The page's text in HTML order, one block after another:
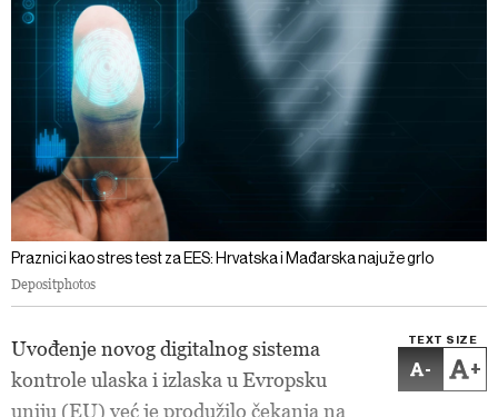
Praznici kao stres test za EES: Hrvatska i Mađarska najuže grlo
Depositphotos
TEXT SIZE
- +
Uvođenje novog digitalnog sistema
kontrole ulaska i izlaska u Evropsku
uniju (EU) već je produžilo čekanja na